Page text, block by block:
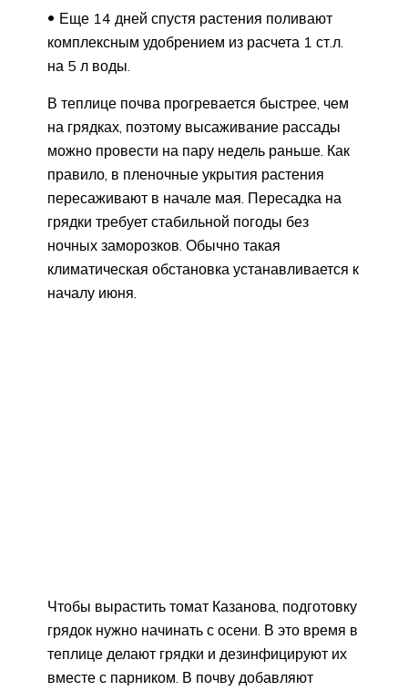
Еще 14 дней спустя растения поливают
комплексным удобрением из расчета 1 ст.л.
на 5 л воды.
В теплице почва прогревается быстрее, чем
на грядках, поэтому высаживание рассады
можно провести на пару недель раньше. Как
правило, в пленочные укрытия растения
пересаживают в начале мая. Пересадка на
грядки требует стабильной погоды без
ночных заморозков. Обычно такая
климатическая обстановка устанавливается к
началу июня.
Чтобы вырастить томат Казанова, подготовку
грядок нужно начинать с осени. В это время в
теплице делают грядки и дезинфицируют их
вместе с парником. В почву добавляют